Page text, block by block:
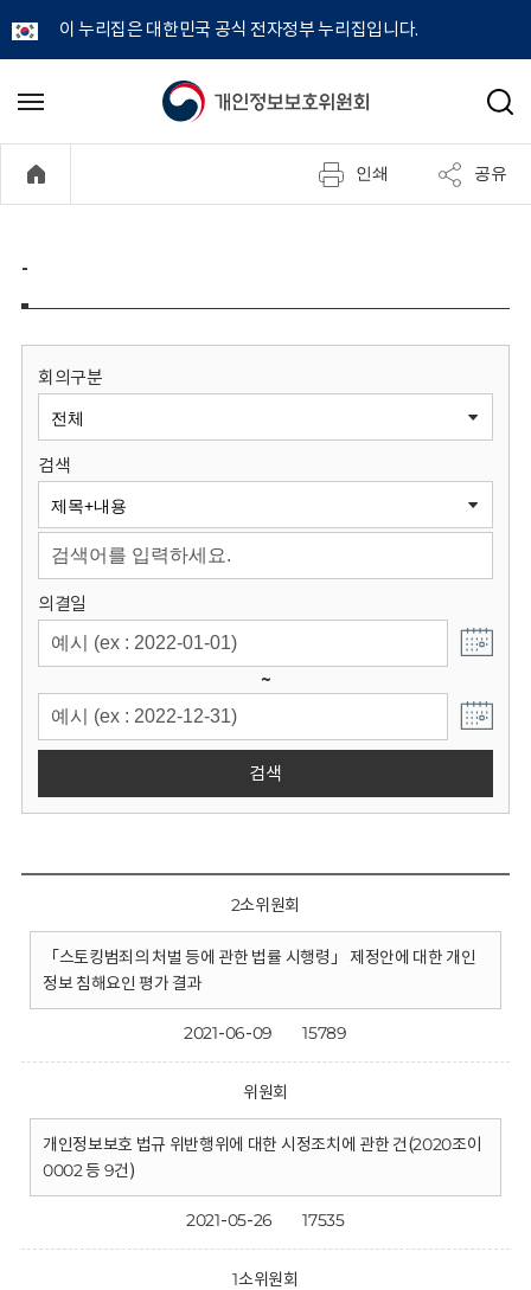
이 누리집은 대한민국 공식 전자정부 누리집입니다.
개
정
보
원
회
메
기
검
인쇄 공유
-
회의구분
검색
의결일
~
검색
2소위원회
「스토킹범죄의 처벌 등에 관한 법률 시행령」 제정안에 대한 개인
정보 침해요인 평가 결과
2021-06-09 15789
위원회
개인정보보호 법규 위반행위에 대한 시정조치에 관한 건(2020조이
0002 등 9건)
2021-05-26 17535
1소위원회